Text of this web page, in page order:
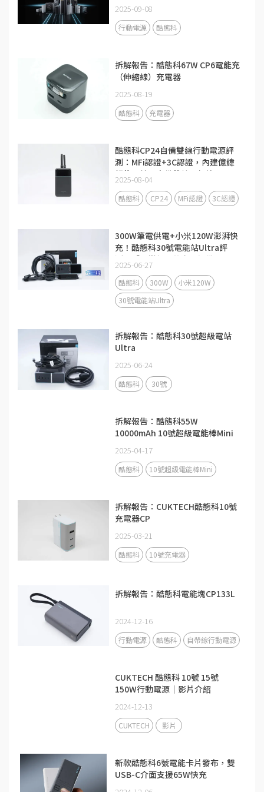
2025-09-08
行動電源 酷態科
拆解報告：酷態科67W CP6電能充
（伸縮線）充電器
2025-08-19
酷態科 充電器
酷態科CP24自備雙線行動電源評
測：MFi認證+3C認證，內建億緯
鋰能電芯，自備雙線更便攜
2025-08-04
酷態科 CP24 MFi認證 3C認證
300W筆電供電+小米120W澎湃快
充！酷態科30號電能站Ultra評
測：「畢業級」的充電設備
2025-06-27
酷態科 300W
小米120W
30號電能站Ultra
拆解報告：酷態科30號超級電站
Ultra
2025-06-24
酷態科 30號
拆解報告：酷態科55W
10000mAh 10號超級電能棒Mini
2025-04-17
酷態科 10號超級電能棒Mini
拆解報告：CUKTECH酷態科10號
充電器CP
2025-03-21
酷態科 10號充電器
拆解報告：酷態科電能塊CP133L
2024-12-16
行動電源 酷態科 自帶線行動電源
CUKTECH 酷態科 10號 15號
150W行動電源｜影片介紹
2024-12-13
CUKTECH 影片
新款酷態科6號電能卡片發布，雙
USB-C介面支援65W快充